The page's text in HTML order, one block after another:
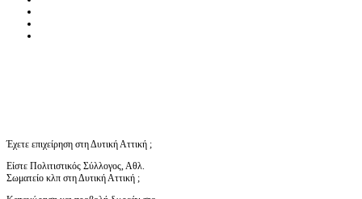
Έχετε επιχείρηση στη Δυτική Αττική ;
Είστε Πολιτιστικός Σύλλογος, Αθλ.
Σωματείο κλπ στη Δυτική Αττική ;